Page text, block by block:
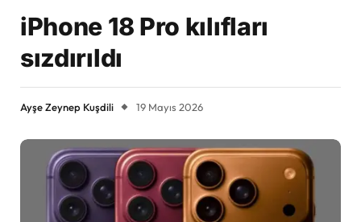
iPhone 18 Pro kılıfları
sızdırıldı
Ayşe Zeynep Kuşdili 19 Mayıs 2026